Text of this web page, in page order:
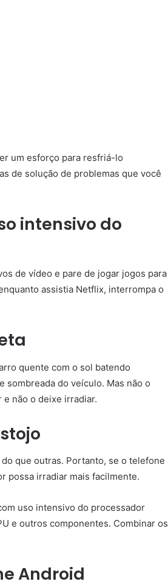
um esforço para resfriá-lo
de solução de problemas que você
intensivo do
de vídeo e pare de jogar jogos para
assistia Netflix, interrompa o
quente com o sol batendo
sombreada do veículo. Mas não o
não o deixe irradiar.
que outras. Portanto, se o telefone
possa irradiar mais facilmente.
uso intensivo do processador
e outros componentes. Combinar os
Android